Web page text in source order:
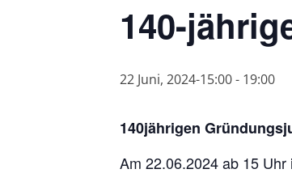
140-
22 Juni, 2024-15:00- 19:00
140jährigen
Am 22.06.2024 ab 15 Uhr